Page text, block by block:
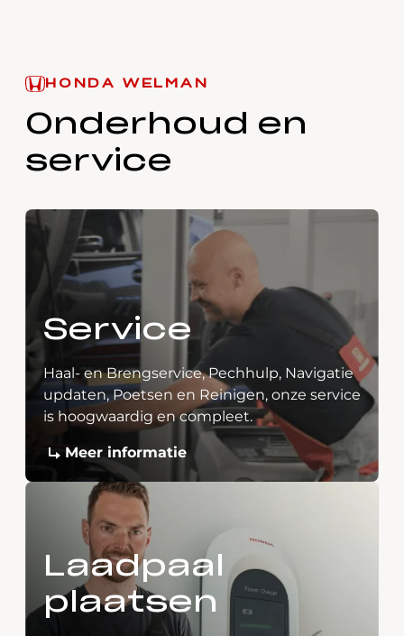
HONDA WELMAN
Onderhoud en
service
Service
Haal- en Brengservice, Pechhulp, Navigatie
updaten, Poetsen en Reinigen, onze service
is hoogwaardig en compleet.
Meer informatie
Laadpaal
plaatsen